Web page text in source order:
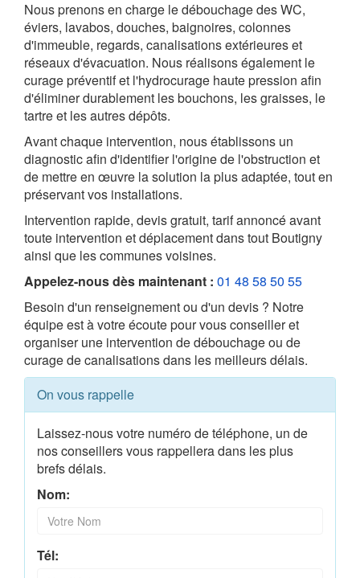
Nous prenons en charge le débouchage des WC,
éviers, lavabos, douches, baignoires, colonnes
d'immeuble, regards, canalisations extérieures et
réseaux d'évacuation. Nous réalisons également le
curage préventif et l'hydrocurage haute pression afin
d'éliminer durablement les bouchons, les graisses, le
tartre et les autres dépôts.
Avant chaque intervention, nous établissons un
diagnostic afin d'identifier l'origine de l'obstruction et
de mettre en œuvre la solution la plus adaptée, tout en
préservant vos installations.
Intervention rapide, devis gratuit, tarif annoncé avant
toute intervention et déplacement dans tout Boutigny
ainsi que les communes voisines.
Appelez-nous dès maintenant : 01 48 58 50 55
Besoin d'un renseignement ou d'un devis ? Notre
équipe est à votre écoute pour vous conseiller et
organiser une intervention de débouchage ou de
curage de canalisations dans les meilleurs délais.
On vous rappelle
Laissez-nous votre numéro de téléphone, un de
nos conseillers vous rappellera dans les plus
brefs délais.
Nom:
Tél: